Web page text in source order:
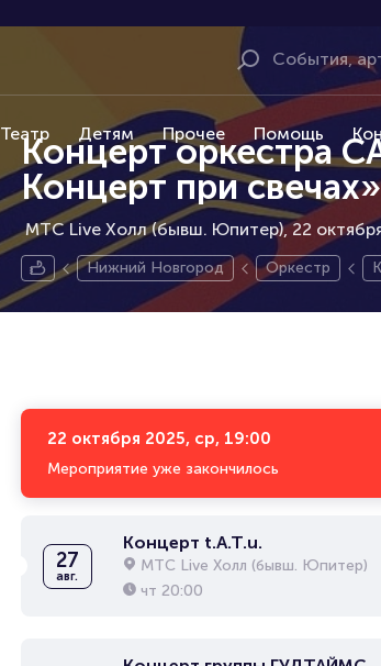
Театр Детям Прочее Помощь
Концерт оркестра
Концерт при свечах»
МТС Live Холл (бывш. Юпитер), 22
Нижний Новгород Оркестр
22 октября 2025, ср, 19:00
Мероприятие уже закончилось
27
авг.
Концерт t.A.T.u.
МТС Live Холл (бывш. Юпитер)
чт 20:00